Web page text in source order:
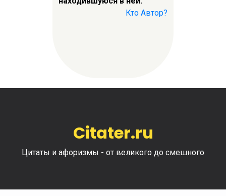
Кто Автор?
Citater.ru
Цитаты и афоризмы - от великого до смешного